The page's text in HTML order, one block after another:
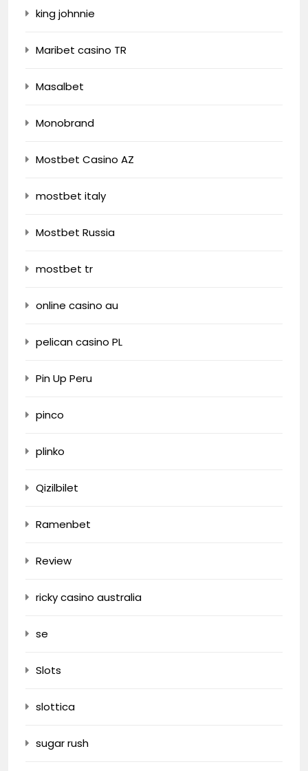
king johnnie
Maribet casino TR
Masalbet
Monobrand
Mostbet Casino AZ
mostbet italy
Mostbet Russia
mostbet tr
online casino au
pelican casino PL
Pin Up Peru
pinco
plinko
Qizilbilet
Ramenbet
Review
ricky casino australia
se
Slots
slottica
sugar rush